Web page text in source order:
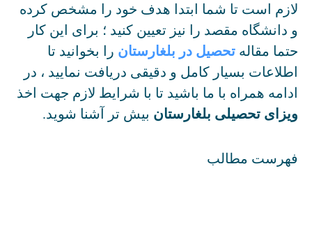
لازم است تا شما ابتدا هدف خود را مشخص کرده
و دانشگاه مقصد را نیز تعیین کنید ؛ برای این کار
حتما مقالهتحصیل در بلغارستانرا بخوانید تا
اطلاعات بسیار کامل و دقیقی دریافت نمایید ، در
ادامه همراه با ما باشید تا با شرایط لازم جهت اخذ
ویزای تحصیلی بلغارستانبیش تر آشنا شوید.
فهرست مطالب